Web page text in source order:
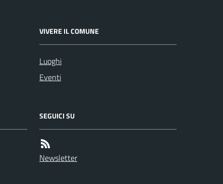
VIVERE IL COMUNE
Luoghi
Eventi
SEGUICI SU
Newsletter